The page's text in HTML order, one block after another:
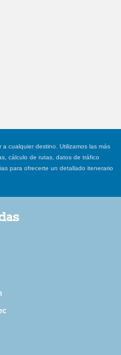
cualquier destino. Utilizamos las más
cálculo de rutas, datos de tráfico
para ofrecerte un detallado itenerario